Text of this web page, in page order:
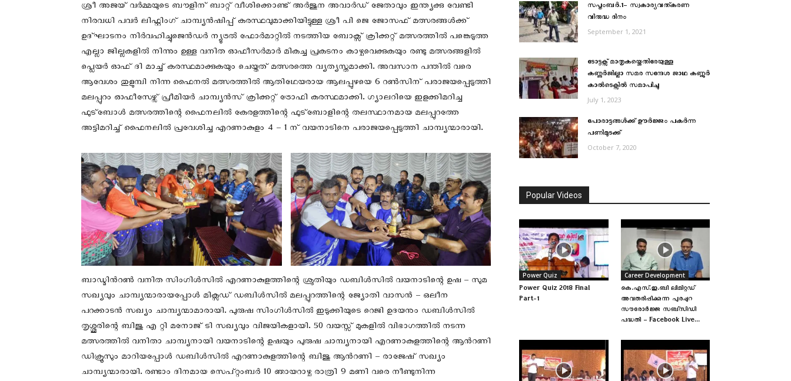
ശ്രീ അജയ് വർമ്മയുടെ ബൗളിന് ബാറ്റ് വീശിക്കൊണ്ട് അർജുന അവാർഡ് ജേതാവും ഇന്ത്യക്കു വേണ്ടി
നിരവധി പവർ ലിഫ്റ്റിംഗ് ചാമ്പ്യൻഷിപ്പ് കരസ്ഥവുമാക്കിയിട്ടുള്ള ശ്രീ പി ജെ ജോസഫ് മത്സരങ്ങൾക്ക്
ഉദ്ഘാടനം നിർവഹിച്ചുജെൻഡർ ന്യൂട്രൽ ഫോർമാറ്റിൽ നടത്തിയ ബോക്സ് ക്രിക്കറ്റ് മത്സരത്തിൽ പങ്കെടുത്ത
എല്ലാ ജില്ലകളിൽ നിന്നും ഉള്ള വനിത ഓഫീസർമാർ മികച്ച പ്രകടനം കാഴ്ചവെക്കുകയും രണ്ടു മത്സരങ്ങളിൽ
പ്ലെയർ ഓഫ് ദി മാച്ച് കരസ്ഥമാക്കുകയും ചെയ്തത് മത്സരത്തെ വ്യത്യസ്തമാക്കി. അവസാന പന്തിൽ വരെ
ആവേശം തുളുമ്പി നിന്ന ഫൈനൽ മത്സരത്തിൽ ആതിഥേയരായ ആലപ്പുഴയെ 6 റൺസിന് പരാജയപ്പെടുത്തി
മലപ്പുറം ഓഫീസേഴ്സ് പ്രീമിയർ ചാമ്പ്യൻസ് ക്രിക്കറ്റ് ട്രോഫി കരസ്ഥമാക്കി. ഗ്യാലറിയെ ഇളക്കിമറിച്ച
ഫുട്ബോൾ മത്സരത്തിന്റെ ഫൈനലിൽ കേരളത്തിന്റെ ഫുട്ബോളിന്റെ തലസ്ഥാനമായ മലപ്പുറത്തേ
അട്ടിമറിച്ച് ഫൈനലിൽ പ്രവേശിച്ച എറണാകുളം 4 – 1 ന് വയനാടിനെ പരാജയപ്പെടുത്തി ചാമ്പ്യന്മാരായി.
ബാഡ്മിൻറൺ വനിത സിംഗിൾസിൽ എറണാകുളത്തിന്റെ ശ്രുതിയും ഡബിൾസിൽ വയനാടിന്റെ ഉഷ – സുമ
സഖ്യവും ചാമ്പ്യന്മാരായപ്പോൾ മിക്സഡ് ഡബിൾസിൽ മലപ്പുറത്തിന്റെ ജ്യോതി വാസൻ – ഒലീന
പറക്കാടൻ സഖ്യം ചാമ്പ്യന്മാമാരായി. പുരുഷ സിംഗിൾസിൽ ഇടുക്കിയുടെ റെജി ഉദയനും ഡബിൾസിൽ
തൃശ്ശൂരിന്റെ ബിജു എ റ്റി മനോജ് ടി സഖ്യവും വിജയികളായി. 50 വയസ്സ് മുകളിൽ വിഭാഗത്തിൽ നടന്ന
മത്സരത്തിൽ വനിതാ ചാമ്പ്യനായി വയനാടിന്റെ ഉഷയും പുരുഷ ചാമ്പ്യനായി എറണാകുളത്തിന്റെ ആൻറണി
ഡിക്രൂസും മാറിയപ്പോൾ ഡബിൾസിൽ എറണാകുളത്തിന്റെ ബിജു ആൻറണി – രാജേഷ് സഖ്യം
ചാമ്പ്യന്മാരായി. രണ്ടാം ദിനമായ സെപ്റ്റംബർ 10 ഞായറാഴ്ച രാത്രി 9 മണി വരെ നീണ്ടുനിന്ന
സപ്തംബര്‍.1- സ്വകാര്യവത്കരണ
വിരുദ്ധ ദിനം
September 1, 2021
ടോട്ടക്സ് മാതൃകയ്ക്കെതിരേയുള്ള
കണ്ണുര്‍ജില്ലാ സമര സന്ദേശ ജാഥ കണ്ണൂര്‍
കാല്‍ടെക്സില്‍ സമാപിച്ചു
July 1, 2023
പോരാട്ടങ്ങൾക്ക് ഊർജ്ജം പകര്‍ന്ന
പണിമുടക്ക്
October 7, 2020
Popular Videos
Power Quiz
Power Quiz 2018 Final
Part-1
Career Development
കെ.എസ്.ഇ.ബി ലിമിറ്റഡ്
അവതരിപ്പിക്കുന്ന പുരപ്പുറ
സൗരോർജ്ജ സബ്‌സിഡി
പദ്ധതി – Facebook Live...